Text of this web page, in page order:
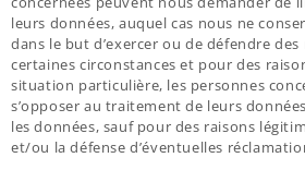
leurs données, auquel cas nous ne
dans le but d’exercer ou de défendre
certaines circonstances et pour des
situation particulière, les personnes
s’opposer au traitement de leurs
les données, sauf pour des raisons
et/ou la défense d’éventuelles